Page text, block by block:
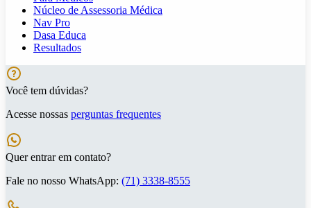
Núcleo de Assessoria Médica
Nav Pro
Dasa Educa
Resultados
Você tem dúvidas?
Acesse nossas perguntas frequentes
Quer entrar em contato?
Fale no nosso WhatsApp: (71) 3338-8555